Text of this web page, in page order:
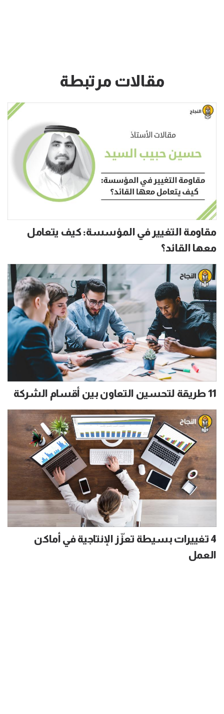
مقالات مرتبطة
مقاومة التغيير في المؤسسة: كيف يتعامل
معها القائد؟
11 طريقة لتحسين التعاون بين أقسام الشركة
4 تغييرات بسيطة تعزّز الإنتاجية في أماكن
العمل